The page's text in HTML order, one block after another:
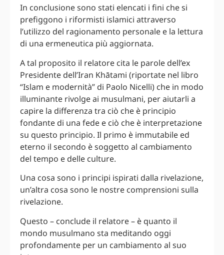
In conclusione sono stati elencati i fini che si
prefiggono i riformisti islamici attraverso
l’utilizzo del ragionamento personale e la lettura
di una ermeneutica più aggiornata.
A tal proposito il relatore cita le parole dell’ex
Presidente dell’Iran Khātami (riportate nel libro
“Islam e modernità” di Paolo Nicelli) che in modo
illuminante rivolge ai musulmani, per aiutarli a
capire la differenza tra ciò che è principio
fondante di una fede e ciò che è interpretazione
su questo principio. Il primo è immutabile ed
eterno il secondo è soggetto al cambiamento
del tempo e delle culture.
Una cosa sono i principi ispirati dalla rivelazione,
un’altra cosa sono le nostre comprensioni sulla
rivelazione.
Questo – conclude il relatore – è quanto il
mondo musulmano sta meditando oggi
profondamente per un cambiamento al suo